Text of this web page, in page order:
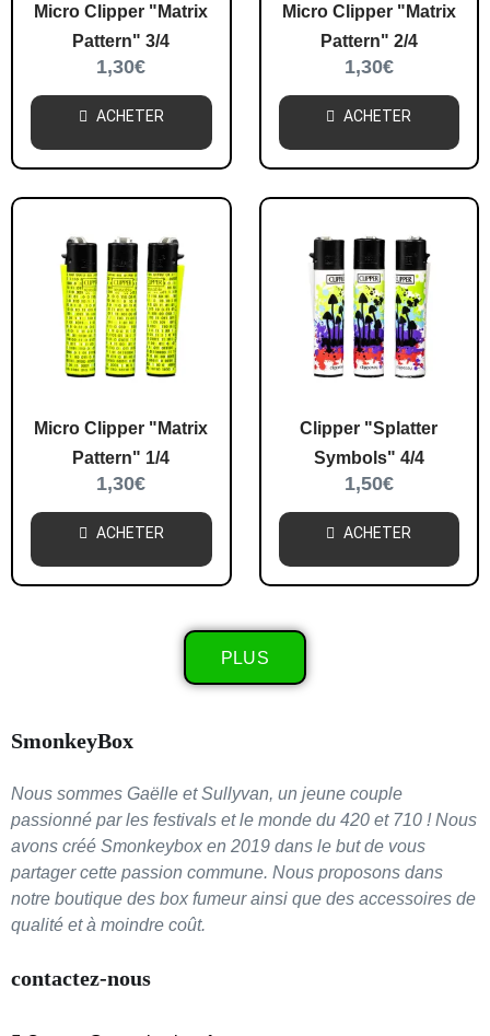
Micro Clipper "Matrix
Pattern" 3/4
1,30€
ACHETER
Micro Clipper "Matrix
Pattern" 2/4
1,30€
ACHETER
Micro Clipper "Matrix
Pattern" 1/4
1,30€
ACHETER
Clipper "Splatter
Symbols" 4/4
1,50€
ACHETER
PLUS
SmonkeyBox
Nous sommes Gaëlle et Sullyvan, un jeune couple
passionné par les festivals et le monde du 420 et 710 ! Nous
avons créé Smonkeybox en 2019 dans le but de vous
partager cette passion commune. Nous proposons dans
notre boutique des box fumeur ainsi que des accessoires de
qualité et à moindre coût.
contactez-nous